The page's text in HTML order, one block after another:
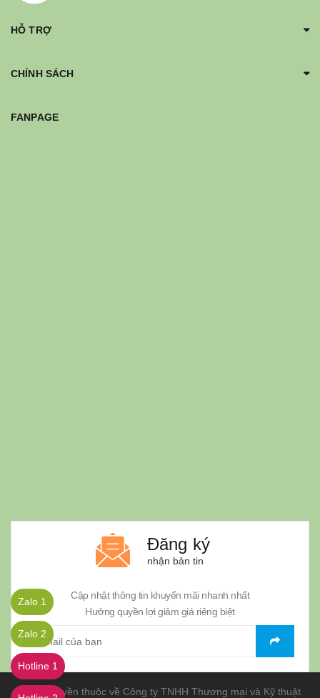
HỖ TRỢ
CHÍNH SÁCH
FANPAGE
Đăng ký
nhận bản tin
Cập nhật thông tin khuyến mãi nhanh nhất
Hưởng quyền lợi giảm giá riêng biệt
© Bản quyền thuộc về Công ty TNHH Thương mại và Kỹ thuật
Hotline 1
Zalo 1
Zalo 2